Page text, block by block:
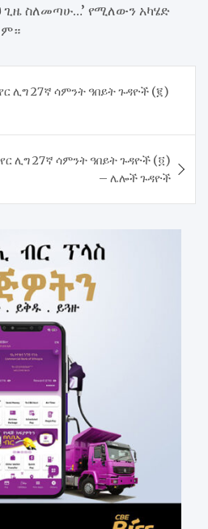
ጊዜ ስለመጣሁ…’ የሚለውን አካሄድ
ሊግ 27ኛ ሳምንት ዓበይት ጉዳዮች (፪)
ሊግ 27ኛ ሳምንት ዓበይት ጉዳዮች (፬)
– ሌሎች ጉዳዮች